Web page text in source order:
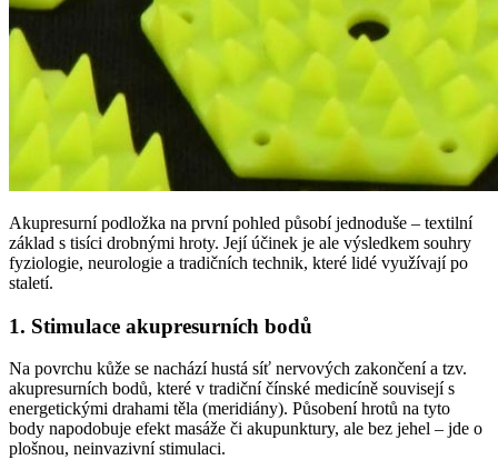
Akupresurní podložka na první pohled působí jednoduše – textilní
základ s tisíci drobnými hroty. Její účinek je ale výsledkem souhry
fyziologie, neurologie a tradičních technik, které lidé využívají po
staletí.
1. Stimulace akupresurních bodů
Na povrchu kůže se nachází hustá síť nervových zakončení a tzv.
akupresurních bodů, které v tradiční čínské medicíně souvisejí s
energetickými drahami těla (meridiány). Působení hrotů na tyto
body napodobuje efekt masáže či akupunktury, ale bez jehel – jde o
plošnou, neinvazivní stimulaci.